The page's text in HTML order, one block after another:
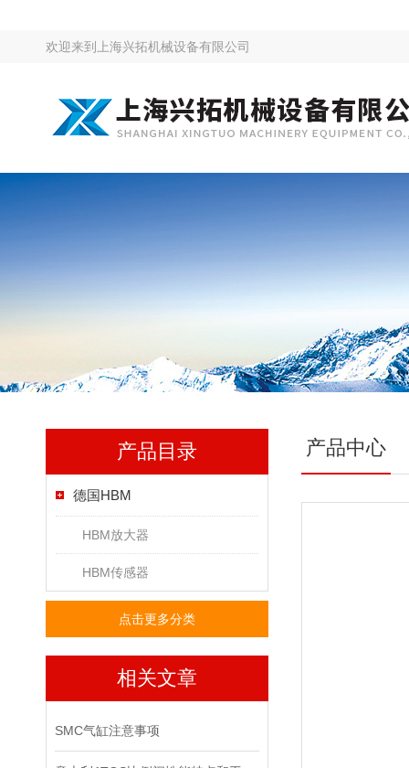
欢迎来到 上海兴拓机械设备有限公司
产品目录
德国HBM
HBM放大器
HBM传感器
点击更多分类
相关文章
SMC气缸注意事项
产品中心